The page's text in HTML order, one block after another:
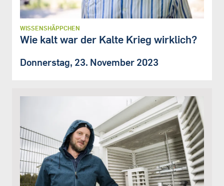
WISSENSHÄPPCHEN
Wie kalt war der Kalte Krieg wirklich?
Donnerstag, 23. November 2023